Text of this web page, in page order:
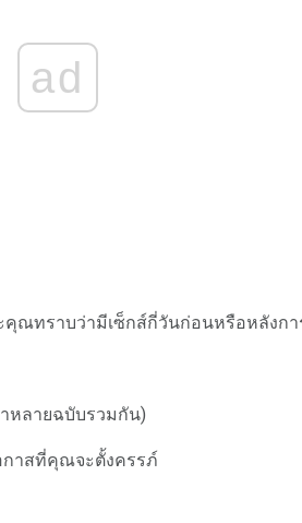
ad
ณทราบว่ามีเซ็กส์กี่วันก่อนหรือหลังกา
หลายฉบับรวมกัน)
กาสที่คุณจะตั้งครรภ์